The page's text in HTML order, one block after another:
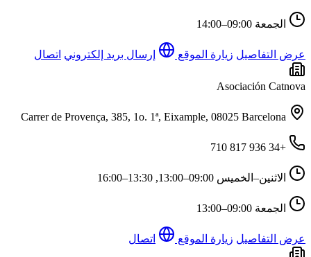
الجمعة 09:00–14:00
عرض التفاصيل زيارة الموقع إرسال بريد إلكتروني اتصال
Asociación Catnova
Carrer de Provença, 385, 1o. 1ª, Eixample, 08025 Barcelona
+34 936 817 710
الاثنين–الخميس 09:00–13:00, 13:30–16:00
الجمعة 09:00–13:00
عرض التفاصيل زيارة الموقع اتصال